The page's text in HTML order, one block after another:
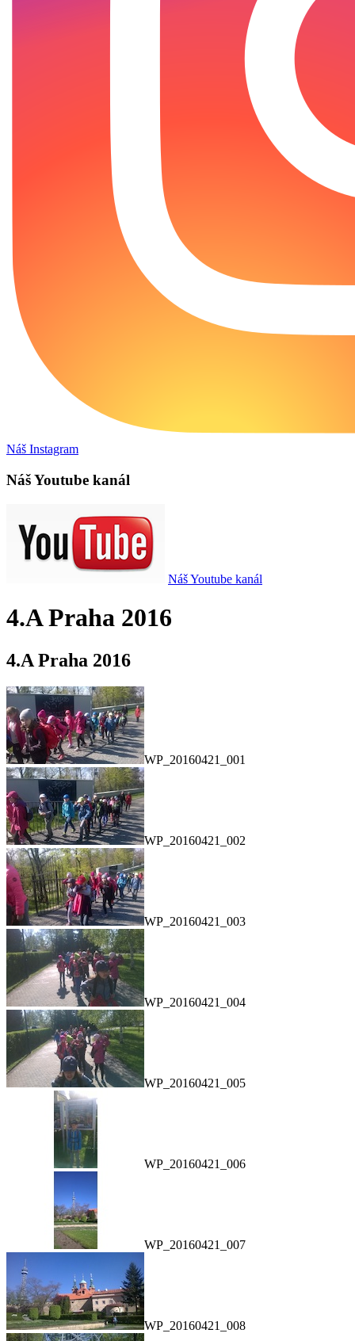
Náš Instagram
Náš Youtube kanál
Náš Youtube kanál
4.A Praha 2016
4.A Praha 2016
WP_20160421_001
WP_20160421_002
WP_20160421_003
WP_20160421_004
WP_20160421_005
WP_20160421_006
WP_20160421_007
WP_20160421_008